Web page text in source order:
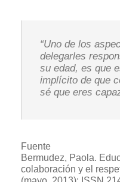
“Uno de los
delegarles
su edad, es que
implícito de que
sé que eres
Fuente
Bermudez, Paola.
colaboración y el